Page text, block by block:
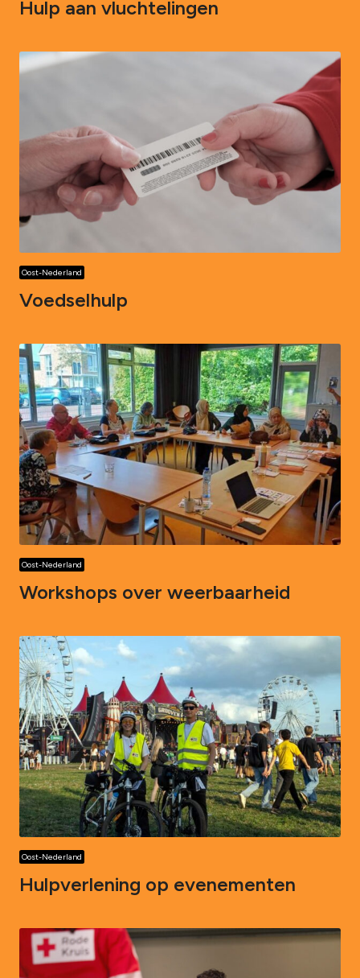
Hulp aan vluchtelingen
Oost-Nederland
Voedselhulp
Oost-Nederland
Workshops over weerbaarheid
Oost-Nederland
Hulpverlening op evenementen